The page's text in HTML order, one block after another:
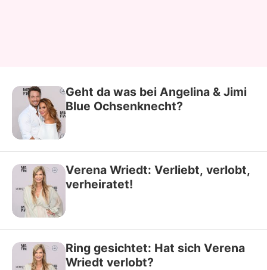
Geht da was bei Angelina & Jimi
Blue Ochsenknecht?
Verena Wriedt: Verliebt, verlobt,
verheiratet!
Ring gesichtet: Hat sich Verena
Wriedt verlobt?